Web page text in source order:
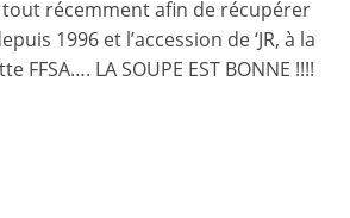
tout récemment afin de récupérer
1996 et l’accession de ‘JR, à la
FFSA…. LA SOUPE EST BONNE !!!!